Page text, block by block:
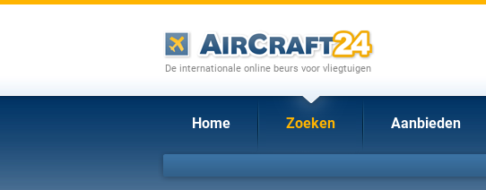
De internationale online beurs voor vliegtuigen
Home Zoeken Aanbieden